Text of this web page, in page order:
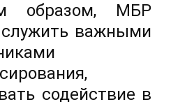
образом, МБР
служить важными
содействие в